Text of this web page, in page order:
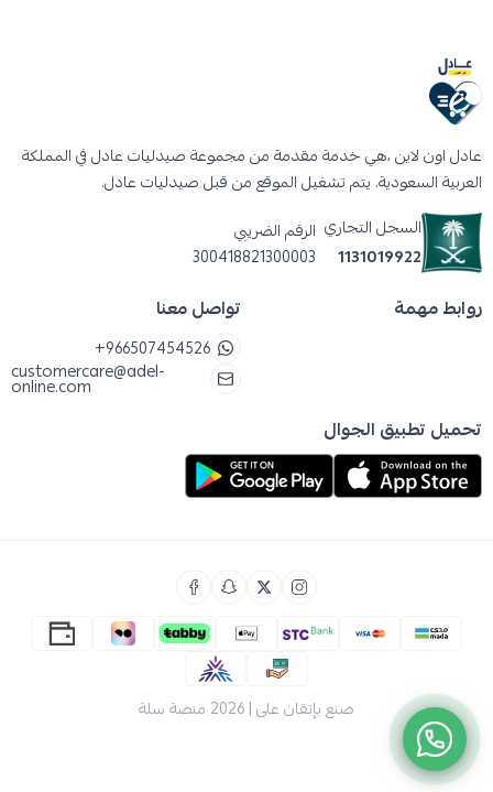
عادل اون لاين ،هي خدمة مقدمة من مجموعة صيدليات عادل في المملكة
العربية السعودية. يتم تشغيل الموقع من قبل صيدليات عادل.
السجل التجاري
1131019922
الرقم الضريبي
300418821300003
روابط مهمة تواصل معنا
+966507454526
customercare@adel-
online.com
تحميل تطبيق الجوال
صنع بإتقان على | 2026 منصة سلة